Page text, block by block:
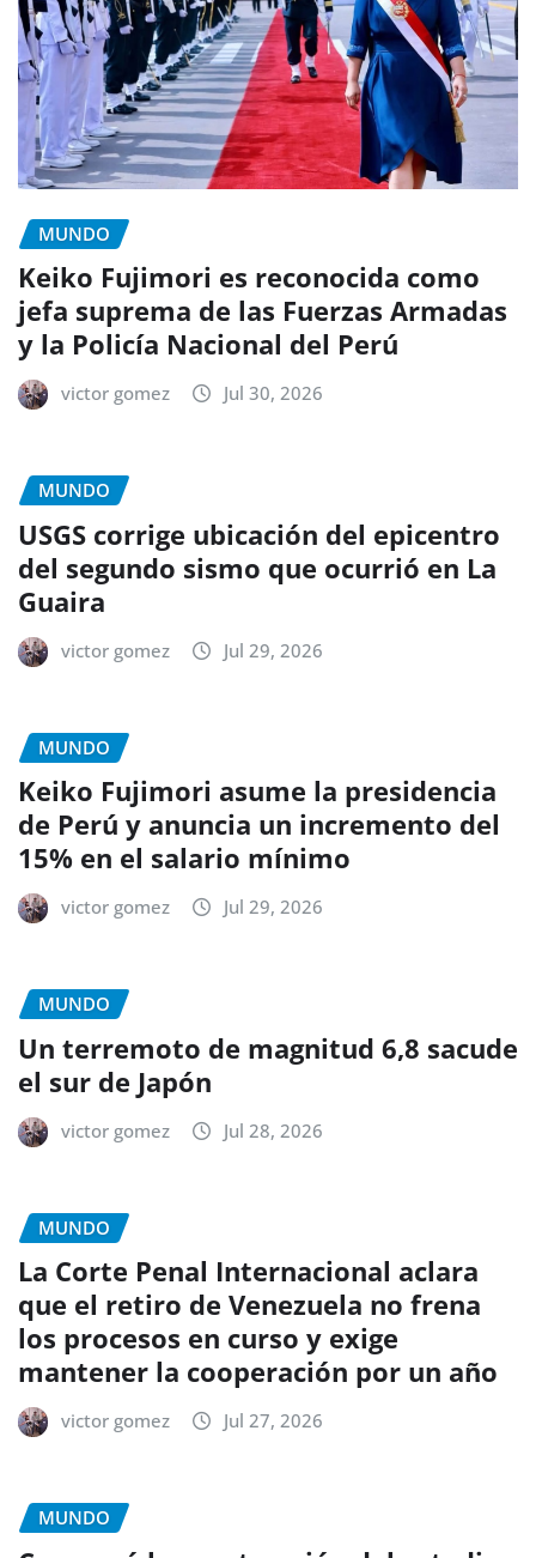
MUNDO
Keiko Fujimori es reconocida como
jefa suprema de las Fuerzas Armadas
y la Policía Nacional del Perú
victor gomez Jul 30, 2026
MUNDO
USGS corrige ubicación del epicentro
del segundo sismo que ocurrió en La
Guaira
victor gomez Jul 29, 2026
MUNDO
Keiko Fujimori asume la presidencia
de Perú y anuncia un incremento del
15% en el salario mínimo
victor gomez Jul 29, 2026
MUNDO
Un terremoto de magnitud 6,8 sacude
el sur de Japón
victor gomez Jul 28, 2026
MUNDO
La Corte Penal Internacional aclara
que el retiro de Venezuela no frena
los procesos en curso y exige
mantener la cooperación por un año
victor gomez Jul 27, 2026
MUNDO